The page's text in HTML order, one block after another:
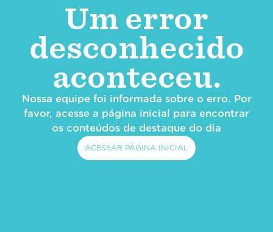
Um error
desconhecido
aconteceu.
Nossa equipe foi informada sobre o erro. Por
favor, acesse a página inicial para encontrar
os conteúdos de destaque do dia
ACESSAR PÁGINA INICIAL